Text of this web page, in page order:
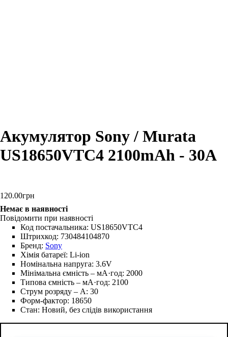
Акумулятор Sony / Murata
US18650VTC4 2100mAh - 30A
120.00грн
Повідомити при наявності
Код постачальника: US18650VTC4
Штрихкод: 730484104870
Бренд: Sony
Хімія батареї: Li-ion
Номінальна напруга: 3.6V
Мінімальна ємність – мА·год: 2000
Типова ємність – мА·год: 2100
Струм розряду – А: 30
Форм-фактор: 18650
Стан: Новий, без слідів використання